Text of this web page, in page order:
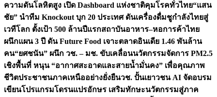
ความดันโลหิตสูง เปิด Dashboard แห่งชาติคุมโรคทั่วไทย“แสน
ชัย” นำทีม Knockout บุก 20 ประเทศ ดันเครื่องดื่มชูกำลังไทยสู่
เวทีโลก ตั้งเป้า 500 ล้านปีแรกสถาบันอาหาร–หอการค้าไทย
ผนึกแผน 3 ปี ดัน Future Food เจาะตลาดอินเดีย 1.46 พันล้าน
คน“ยศชนัน” ผนึก วช. – มช. ขับเคลื่อนนวัตกรรมจัดการ PM2.5
เชิงพื้นที่ หนุน “อากาศสะอาดและสายน้ำมั่นคง” เพื่อคุณภาพ
ชีวิตประชาชนภาคเหนืออย่างยั่งยืนวช. ปั้นเยาวชน AI จัดอบรม
เขียนโปรแกรมโดรนแปรอักษร เสริมทักษะนวัตกรรมสู่ภาค